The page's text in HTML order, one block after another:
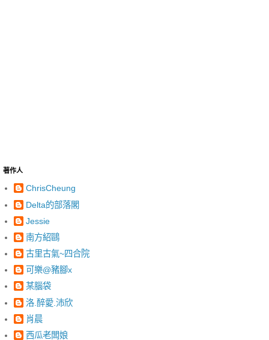
著作人
ChrisCheung
Delta的部落閣
Jessie
南方紹鷗
古里古氣~四合院
可樂@豬腳x
某腦袋
洛.醉愛.沛欣
肖晨
西瓜老闆娘